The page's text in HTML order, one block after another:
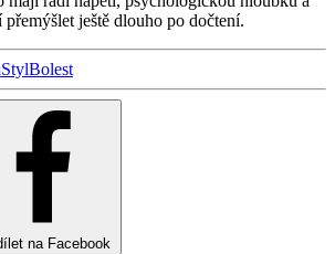
ještě dlouho po dočtení.
StylBolest
na Facebook